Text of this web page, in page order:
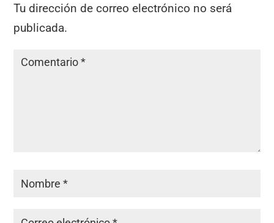
Tu dirección de correo electrónico no será
publicada.